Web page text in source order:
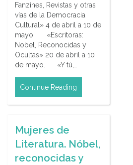
Fanzines, Revistas y otras
vías de la Democracia
Cultural» 4 de abril a 10 de
mayo. «Escritoras:
Nobel, Reconocidas y
Ocultas» 20 de abril a 10
de mayo. «Y tú,…
Continue Reading
Mujeres de
Literatura. Nóbel,
reconocidas y